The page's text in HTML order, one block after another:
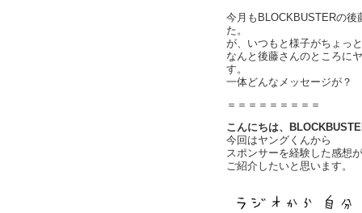
今月もBLOCKBUSTERの後
た。
が、いつもと様子がちょっ
なんと後藤さんのところに
す。
一体どんなメッセージが？
＝＝＝＝＝＝＝＝＝
こんにちは、
今回はヤングくんから
スポンサーを経験した感想
ご紹介したいと思います。